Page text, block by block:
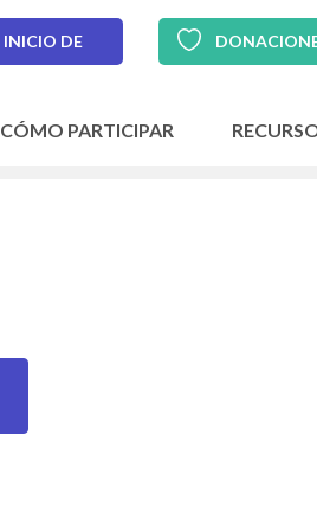
INICIO DE
CÓMO PARTICIPAR